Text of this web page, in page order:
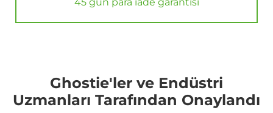
Ghostie'ler ve Endüstri
Uzmanları Tarafından Onaylandı